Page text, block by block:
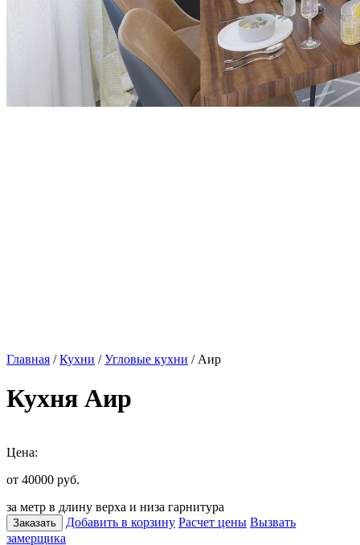
Главная /Кухни /Угловые кухни / Аир
Кухня Аир
Цена:
от 40000 руб.
за метр в длину верха и низа гарнитура
Заказать Добавить в корзину Расчет цены Вызвать
замерщика